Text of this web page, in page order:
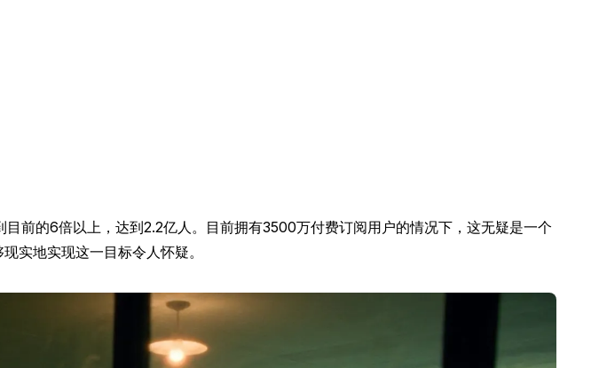
前的6倍以上，达到2.2亿人。目前拥有3500万付费订阅用户的情况下，这无疑是一个
实地实现这一目标令人怀疑。